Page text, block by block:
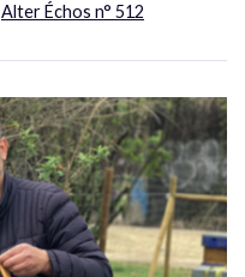
Alter Échos n° 512